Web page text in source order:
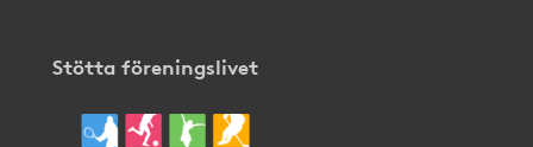
Stötta föreningslivet